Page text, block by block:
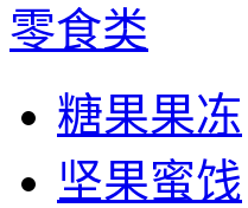
零食类
糖果果冻
坚果蜜饯